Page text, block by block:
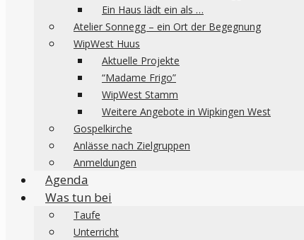
Ein Haus lädt ein als …
Atelier Sonnegg – ein Ort der Begegnung
WipWest Huus
Aktuelle Projekte
“Madame Frigo”
WipWest Stamm
Weitere Angebote in Wipkingen West
Gospelkirche
Anlässe nach Zielgruppen
Anmeldungen
Agenda
Was tun bei
Taufe
Unterricht